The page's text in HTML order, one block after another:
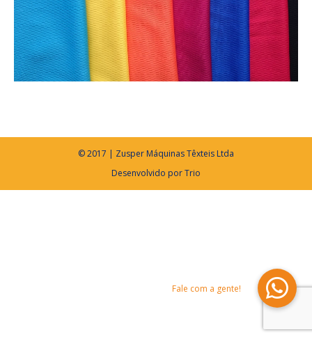
© 2017 | Zusper Máquinas Têxteis Ltda
Desenvolvido porTrio